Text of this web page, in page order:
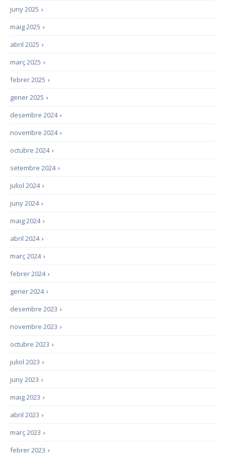
›
juny 2025
›
maig 2025
›
abril 2025
›
març 2025
›
febrer 2025
›
gener 2025
›
desembre 2024
›
novembre 2024
›
octubre 2024
›
setembre 2024
›
juliol 2024
›
juny 2024
›
maig 2024
›
abril 2024
›
març 2024
›
febrer 2024
›
gener 2024
›
desembre 2023
›
novembre 2023
›
octubre 2023
›
juliol 2023
›
juny 2023
›
maig 2023
›
abril 2023
›
març 2023
›
febrer 2023